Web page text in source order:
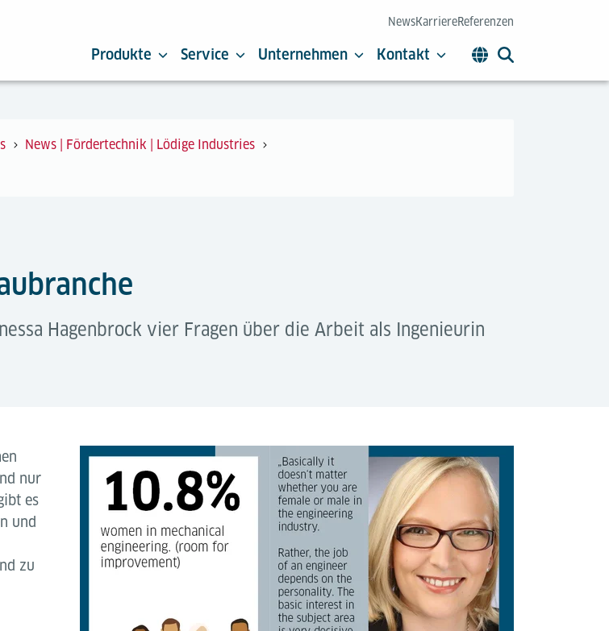
NewsKarriereReferenzen
Produkte Service Unternehmen Kontakt
News | Fördertechnik | Lödige Industries
Hagenbrock vier Fragen über die Arbeit als Ingenieurin
nur
es
und
zu